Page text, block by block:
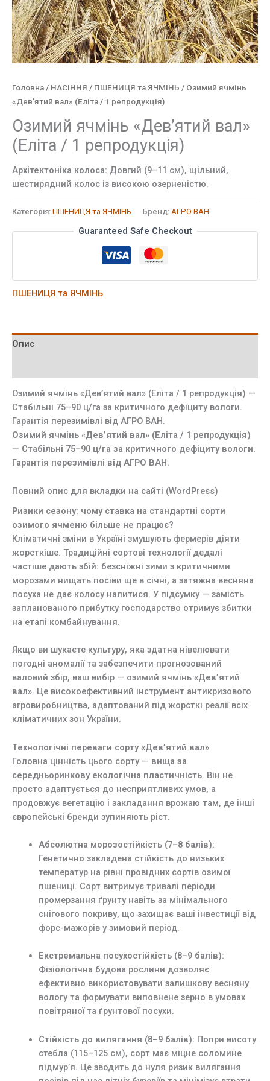
Головна / НАСІННЯ / ПШЕНИЦЯ та ЯЧМІНЬ / Озимий ячмінь
«Дев’ятий вал» (Еліта / 1 репродукція)
Озимий ячмінь «Дев’ятий вал»
(Еліта / 1 репродукція)
Архітектоніка колоса: Довгий (9–11 см), щільний,
шестирядний колос із високою озерненістю.
Категорія: ПШЕНИЦЯ та ЯЧМІНЬ Бренд: АГРО ВАН
Guaranteed Safe Checkout
ПШЕНИЦЯ та ЯЧМІНЬ
Опис
Озимий ячмінь «Дев’ятий вал» (Еліта / 1 репродукція) —
Стабільні 75–90 ц/га за критичного дефіциту вологи.
Гарантія перезимівлі від АГРО ВАН.
Озимий ячмінь «Дев’ятий вал» (Еліта / 1 репродукція)
— Стабільні 75–90 ц/га за критичного дефіциту вологи.
Гарантія перезимівлі від АГРО ВАН.
Повний опис для вкладки на сайті (WordPress)
Ризики сезону: чому ставка на стандартні сорти
озимого ячменю більше не працює?
Кліматичні зміни в Україні змушують фермерів діяти
жорсткіше. Традиційні сортові технології дедалі
частіше дають збій: безсніжні зими з критичними
морозами нищать посіви ще в січні, а затяжна весняна
посуха не дає колосу налитися. У підсумку — замість
запланованого прибутку господарство отримує збитки
на етапі комбайнування.
Якщо ви шукаєте культуру, яка здатна нівелювати
погодні аномалії та забезпечити прогнозований
валовий збір, ваш вибір — озимий ячмінь «Дев’ятий
вал». Це високоефективний інструмент антикризового
агровиробництва, адаптований під жорсткі реалії всіх
кліматичних зон України.
Технологічні переваги сорту «Дев’ятий вал»
Головна цінність цього сорту — вища за
середньоринкову екологічна пластичність. Він не
просто адаптується до несприятливих умов, а
продовжує вегетацію і закладання врожаю там, де інші
європейські бренди зупиняють ріст.
Абсолютна морозостійкість (7–8 балів):
Генетично закладена стійкість до низьких
температур на рівні провідних сортів озимої
пшениці. Сорт витримує тривалі періоди
промерзання ґрунту навіть за мінімального
снігового покриву, що захищає ваші інвестиції від
форс-мажорів у зимовий період.
Екстремальна посухостійкість (8–9 балів):
Фізіологічна будова рослини дозволяє
ефективно використовувати залишкову весняну
вологу та формувати виповнене зерно в умовах
повітряної та ґрунтової посухи.
Стійкість до вилягання (8–9 балів): Попри висоту
стебла (115–125 см), сорт має міцне соломине
підмур’я. Це зводить до нуля ризик вилягання